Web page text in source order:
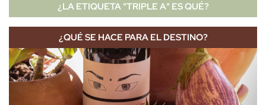
¿LA ETIQUETA "TRIPLE A" ES QUÉ?
¿QUÉ SE HACE PARA EL DESTINO?